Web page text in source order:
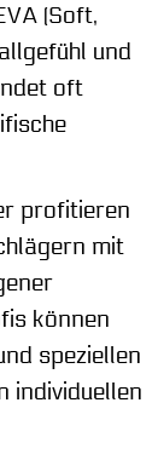
(Soft,
und
oft
profitieren
mit
können
speziellen
individuellen